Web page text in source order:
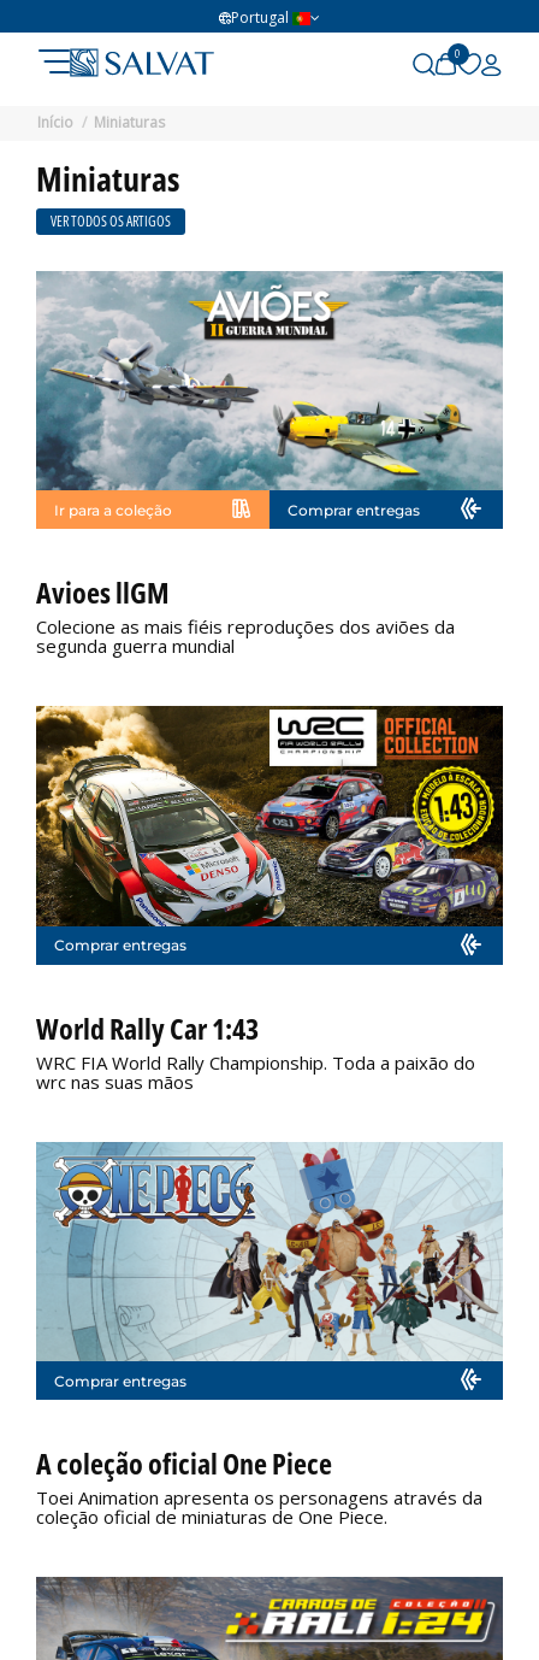
Portugal
0
Início Miniaturas
Miniaturas
VER TODOS OS ARTIGOS
Ir para a coleção Comprar entregas
Avioes llGM
Colecione as mais fiéis reproduções dos aviões da
segunda guerra mundial
Comprar entregas
World Rally Car 1:43
WRC FIA World Rally Championship. Toda a paixão do
wrc nas suas mãos
Comprar entregas
A coleção oficial One Piece
Toei Animation apresenta os personagens através da
coleção oficial de miniaturas de One Piece.